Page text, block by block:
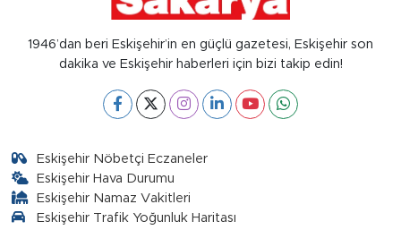
1946’dan beri Eskişehir’in en güçlü gazetesi, Eskişehir son
dakika ve Eskişehir haberleri için bizi takip edin!
Eskişehir Nöbetçi Eczaneler
Eskişehir Hava Durumu
Eskişehir Namaz Vakitleri
Eskişehir Trafik Yoğunluk Haritası